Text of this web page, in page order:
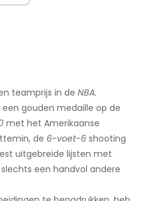
teamprijs in de NBA.
gouden medaille op de
met het Amerikaanse
de 6-voet-6 shooting
uitgebreide lijsten met
een handvol andere